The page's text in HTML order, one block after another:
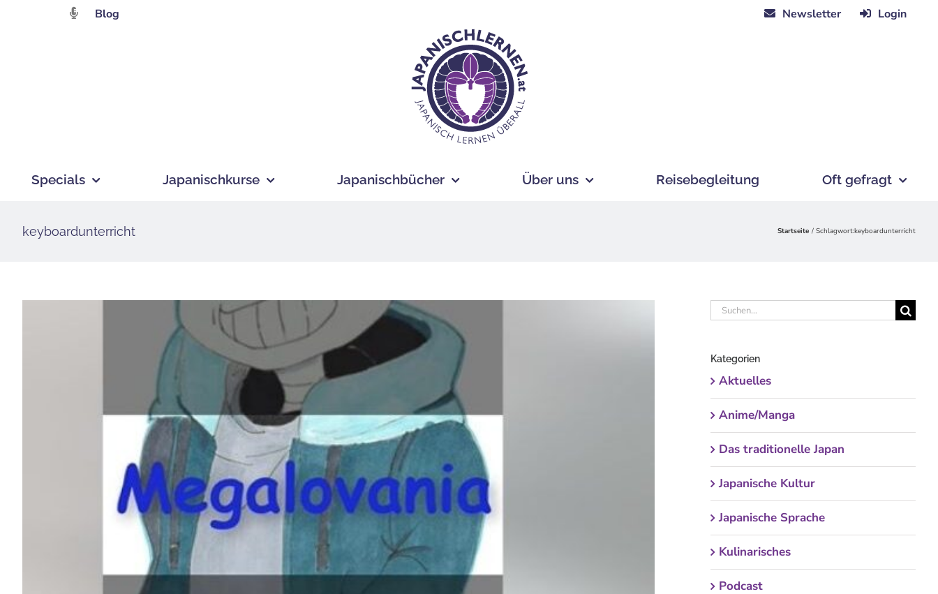
Blog Newsletter Login
Specials Japanischkurse Japanischbücher Über uns Reisebegleitung Oft gefragt
keyboardunterricht Startseite Schlagwort:keyboardunterricht
Suche
Kategorien
Aktuelles
Anime/Manga
Das traditionelle Japan
Japanische Kultur
Japanische Sprache
Kulinarisches
Podcast